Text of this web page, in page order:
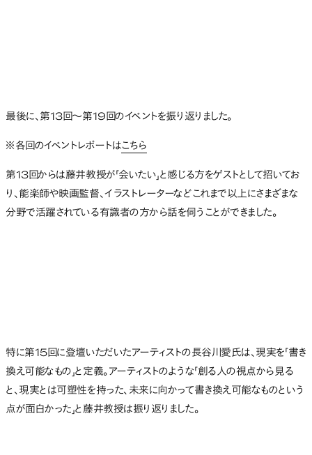
最後に、第13回〜第19回のイベントを振り返りました。
※各回のイベントレポートはこちら
第13回からは藤井教授が「会いたい」と感じる方をゲストとして招いてお
り、能楽師や映画監督、イラストレーターなどこれまで以上にさまざまな
分野で活躍されている有識者の方から話を伺うことができました。
特に第15回に登壇いただいたアーティストの長谷川愛氏は、現実を「書き
換え可能なもの」と定義。アーティストのような「創る人の視点から見る
と、現実とは可塑性を持った、未来に向かって書き換え可能なものという
点が面白かった」と藤井教授は振り返りました。